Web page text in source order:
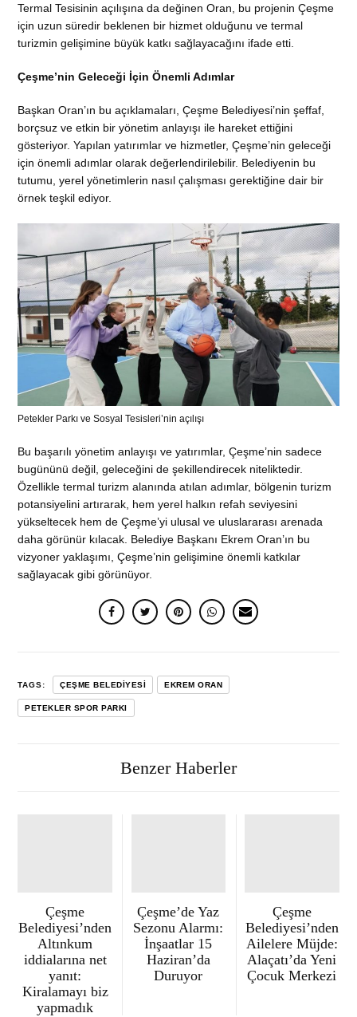
Termal Tesisinin açılışına da değinen Oran, bu projenin Çeşme
için uzun süredir beklenen bir hizmet olduğunu ve termal
turizmin gelişimine büyük katkı sağlayacağını ifade etti.
Çeşme’nin Geleceği İçin Önemli Adımlar
Başkan Oran’ın bu açıklamaları, Çeşme Belediyesi’nin şeffaf,
borçsuz ve etkin bir yönetim anlayışı ile hareket ettiğini
gösteriyor. Yapılan yatırımlar ve hizmetler, Çeşme’nin geleceği
için önemli adımlar olarak değerlendirilebilir. Belediyenin bu
tutumu, yerel yönetimlerin nasıl çalışması gerektiğine dair bir
örnek teşkil ediyor.
Petekler Parkı ve Sosyal Tesisleri’nin açılışı
Bu başarılı yönetim anlayışı ve yatırımlar, Çeşme’nin sadece
bugününü değil, geleceğini de şekillendirecek niteliktedir.
Özellikle termal turizm alanında atılan adımlar, bölgenin turizm
potansiyelini artırarak, hem yerel halkın refah seviyesini
yükseltecek hem de Çeşme’yi ulusal ve uluslararası arenada
daha görünür kılacak. Belediye Başkanı Ekrem Oran’ın bu
vizyoner yaklaşımı, Çeşme’nin gelişimine önemli katkılar
sağlayacak gibi görünüyor.
TAGS: ÇEŞME BELEDIYESI EKREM ORAN
PETEKLER SPOR PARKI
Benzer Haberler
Çeşme
Belediyesi’nden
Altınkum
iddialarına net
yanıt:
Kiralamayı biz
yapmadık
Çeşme’de Yaz
Sezonu Alarmı:
İnşaatlar 15
Haziran’da
Duruyor
Çeşme
Belediyesi’nden
Ailelere Müjde:
Alaçatı’da Yeni
Çocuk Merkezi